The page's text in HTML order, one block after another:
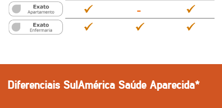
Diferenciais SulAmérica Saúde Aparecida*